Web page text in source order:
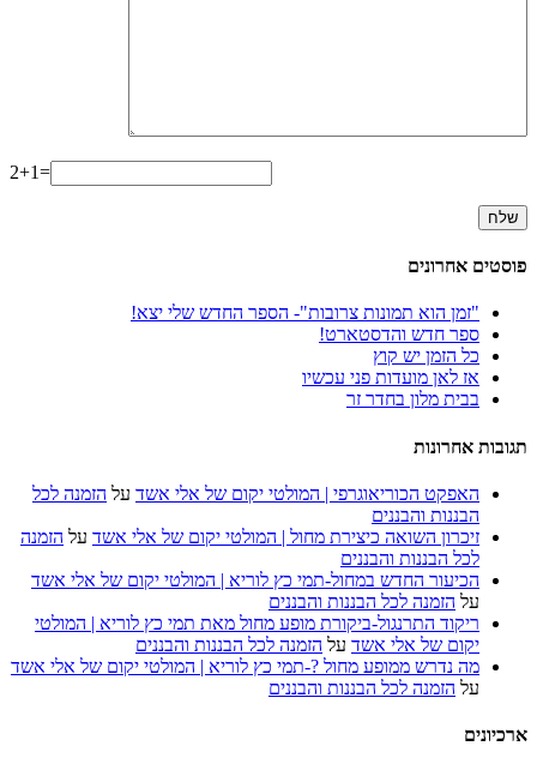
2+1=
פוסטים אחרונים
"זמן הוא תמונות צרובות"- הספר החדש שלי יצא!
ספר חדש והדסטארט!
כל הזמן יש קוץ
אז לאן מועדות פני עכשיו
בבית מלון בחדר זר
תגובות אחרונות
האפקט הכוריאוגרפי | המולטי יקום של אלי אשד על הזמנה לכל
הבננות והבננים
זיכרון השואה כיצירת מחול | המולטי יקום של אלי אשד על הזמנה
לכל הבננות והבננים
הכיעור החדש במחול-תמי כץ לוריא | המולטי יקום של אלי אשד
על הזמנה לכל הבננות והבננים
ריקוד התרנגול-ביקורת מופע מחול מאת תמי כץ לוריא | המולטי
יקום של אלי אשד על הזמנה לכל הבננות והבננים
מה נדרש ממופע מחול ?-תמי כץ לוריא | המולטי יקום של אלי אשד
על הזמנה לכל הבננות והבננים
ארכיונים